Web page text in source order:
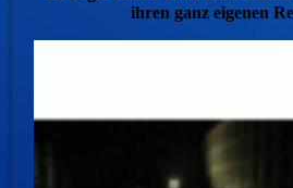
ihren ganz eigenen